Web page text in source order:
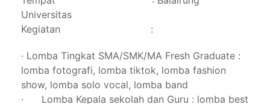
Universitas
Kegiatan
:
· Lomba Tingkat SMA/SMK/MA Fresh Graduate :
lomba fotografi, lomba tiktok, lomba fashion
show, lomba solo vocal, lomba band
· Lomba Kepala sekolah dan Guru : lomba best